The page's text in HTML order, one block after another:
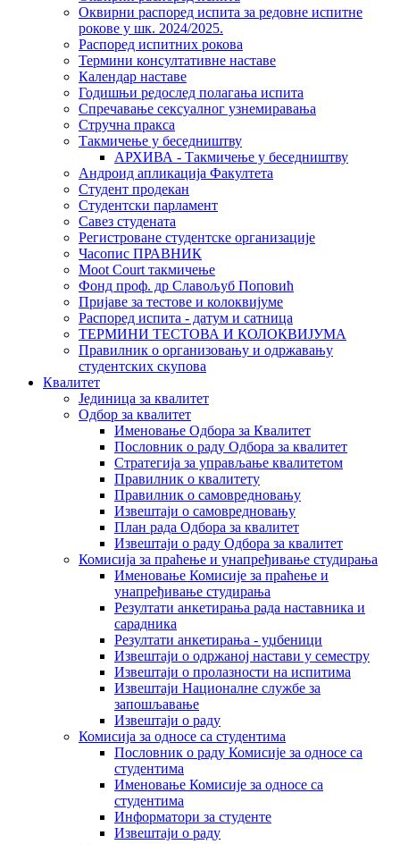
Оквирни распоред испита за редовне испитне
рокове у шк. 2024/2025.
Распоред испитних рокова
Термини консултативне наставе
Календар наставе
Годишњи редослед полагања испита
Спречавање сексуалног узнемиравања
Стручна пракса
Такмичење у беседништву
АРХИВА - Такмичење у беседништву
Андроид апликација Факултета
Студент продекан
Студентски парламент
Савез студената
Регистроване студентске организације
Часопис ПРАВНИК
Moot Court такмичење
Фонд проф. др Славољуб Поповић
Пријаве за тестове и колоквијуме
Распоред испита - датум и сатница
ТЕРМИНИ ТЕСТОВА И КОЛОКВИЈУМА
Правилник о организовању и одржавању
студентских скупова
Квалитет
Јединица за квалитет
Одбор за квалитет
Именовање Одбора за Квалитет
Пословник о раду Одбора за квалитет
Стратегија за управљање квалитетом
Правилник о квалитету
Правилник о самовредновању
Извештаји о самовредновању
План рада Одбора за квалитет
Извештаји о раду Одбора за квалитет
Комисија за праћење и унапређивање студирања
Именовање Комисије за праћење и
унапређивање студирања
Резултати анкетирања рада наставника и
сарадника
Резултати анкетирања - уџбеници
Извештаји о одржаној настави у семестру
Извештаји о пролазности на испитима
Извештаји Националне службе за
запошљавање
Извештаји о раду
Комисија за односе са студентима
Пословник о раду Комисије за односе са
студентима
Именовање Комисије за односе са
студентима
Информатори за студенте
Извештаји о раду